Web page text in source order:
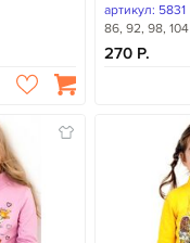
артикул: 5831
86, 92, 98, 104
270